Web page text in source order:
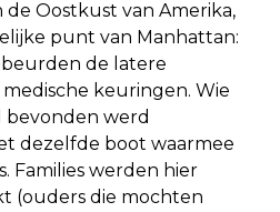
Oostkust van Amerika,
punt van Manhattan:
de latere
keuringen. Wie
bevonden werd
dezelfde boot waarmee
Families werden hier
(ouders die mochten